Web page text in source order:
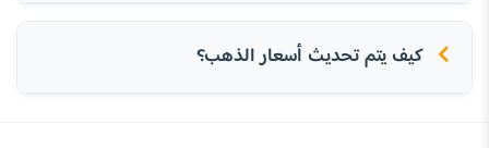
كيف يتم تحديث أسعار الذهب؟